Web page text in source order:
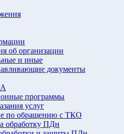
об организации
и иные
документы
программы
услуг
по обращению с ТКО
обработку ПДн